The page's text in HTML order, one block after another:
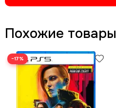
Похожие товары
−17%